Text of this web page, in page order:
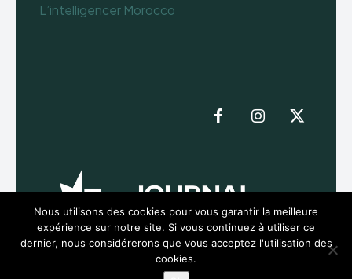
L’intelligencer Morocco
Nous utilisons des cookies pour vous garantir la meilleure
expérience sur notre site. Si vous continuez à utiliser ce
dernier, nous considérerons que vous acceptez l'utilisation des
cookies.